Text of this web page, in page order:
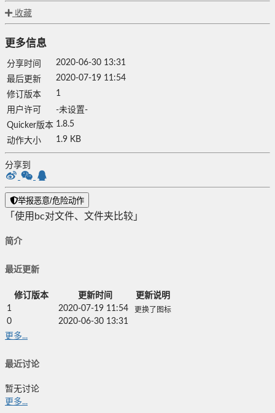
收藏
更多信息
分享时间
2020-06-30 13:31
最后更新
2020-07-19 11:54
修订版本
1
用户许可
-未设置-
Quicker版本 1.8.5
动作大小
1.9 KB
分享到
举报恶意/危险动作
「使用bc对文件、文件夹比较」
简介
最近更新
修订版本 更新时间
更新说明
1
2020-07-19 11:54 更换了图标
0
2020-06-30 13:31
更多...
最近讨论
暂无讨论
更多...